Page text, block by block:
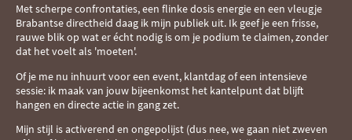
Met scherpe confrontaties, een flinke dosis energie en een vleugje
Brabantse directheid daag ik mijn publiek uit. Ik geef je een frisse,
rauwe blik op wat er écht nodig is om je podium te claimen, zonder
dat het voelt als 'moeten'.
Of je me nu inhuurt voor een event, klantdag of een intensieve
sessie: ik maak van jouw bijeenkomst het kantelpunt dat blijft
hangen en directe actie in gang zet.
Mijn stijl is activerend en ongepolijst (dus nee, we gaan niet zweven